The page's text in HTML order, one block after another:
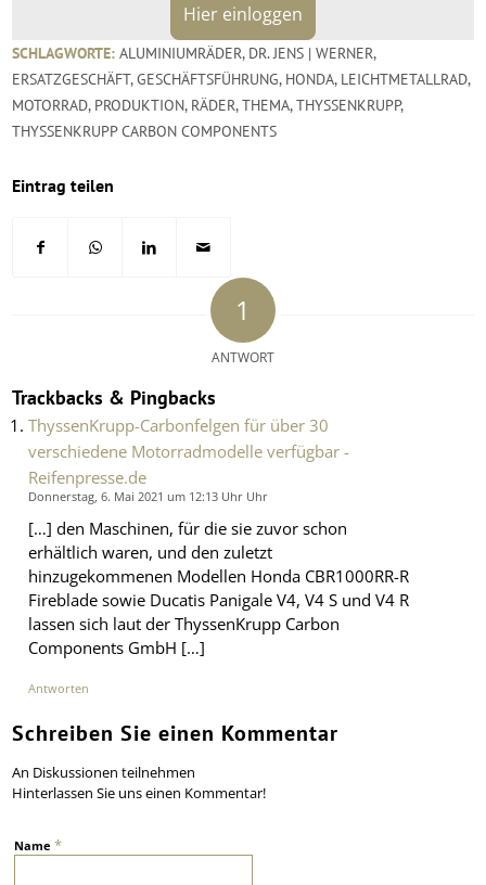
Hier einloggen
SCHLAGWORTE: ALUMINIUMRÄDER, DR. JENS | WERNER,
ERSATZGESCHÄFT,GESCHÄFTSFÜHRUNG, HONDA, LEICHTMETALLRAD,
MOTORRAD, PRODUKTION, RÄDER,THEMA,THYSSENKRUPP,
THYSSENKRUPP CARBON COMPONENTS
Eintrag teilen
1
ANTWORT
Trackbacks & Pingbacks
ThyssenKrupp-Carbonfelgen für über 30
verschiedene Motorradmodelle verfügbar -
Reifenpresse.de
Donnerstag, 6. Mai 2021 um 12:13 Uhr Uhr
[…] den Maschinen, für die sie zuvor schon
erhältlich waren, und den zuletzt
hinzugekommenen Modellen Honda CBR1000RR-R
Fireblade sowie Ducatis Panigale V4, V4 S und V4 R
lassen sich laut der ThyssenKrupp Carbon
Components GmbH […]
Antworten
Schreiben Sie einen Kommentar
An Diskussionen teilnehmen
Hinterlassen Sie uns einen Kommentar!
Name*